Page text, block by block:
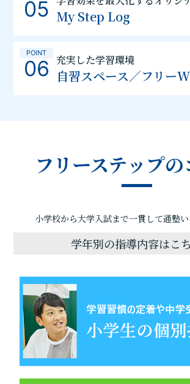
05 My Step Log
POINT
06 充実した学習環境
自習スペース／フリー
フリーステップの
小学校から大学入試まで一貫して通塾い
学年別の指導内容はこ